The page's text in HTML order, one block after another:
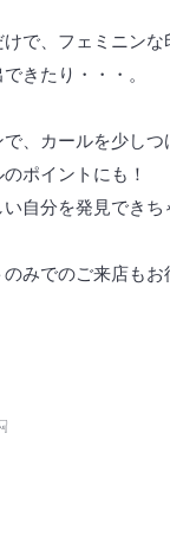
で、フェミニンな
きたり・・・。
、カールを少しつ
ポイントにも！
自分を発見できち
みでのご来店もお